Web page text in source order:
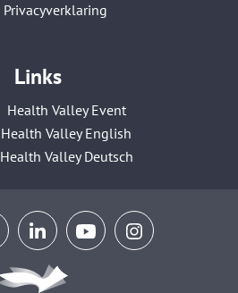
Privacyverklaring
Links
Health Valley Event
Health Valley English
Health Valley Deutsch